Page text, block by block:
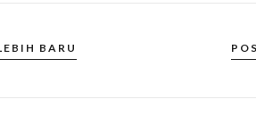
BARU